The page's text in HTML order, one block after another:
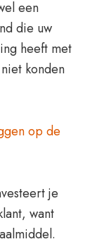
een
die uw
heeft met
konden
op de
je
want